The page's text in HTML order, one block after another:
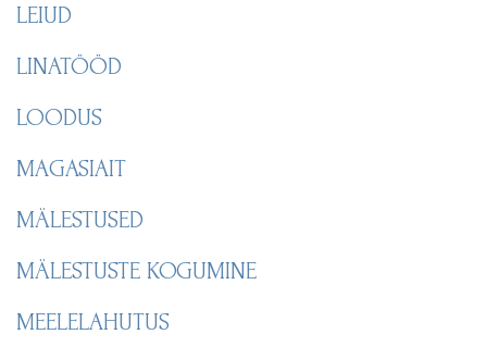
LEIUD
LINATÖÖD
LOODUS
MAGASIAIT
MÄLESTUSED
MÄLESTUSTE KOGUMINE
MEELELAHUTUS